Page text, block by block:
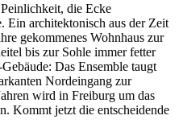
die Ecke
Ein architektonisch aus der Zeit
gekommenes Wohnhaus zur
bis zur Sohle immer fetter
Das Ensemble taugt
Nordeingang zur
wird in Freiburg um das
Kommt jetzt die entscheidende